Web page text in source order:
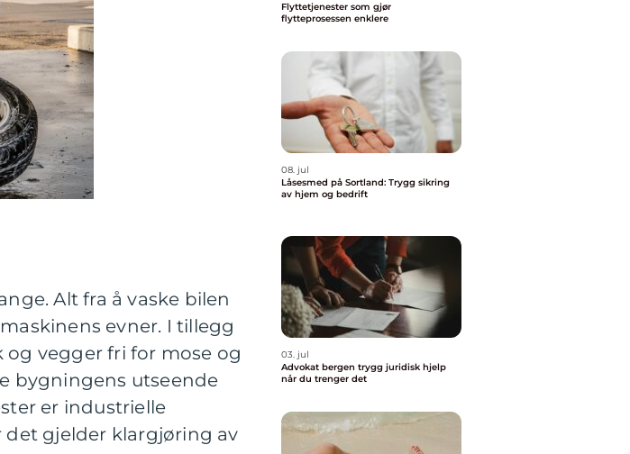
Alt fra å vaske bilen
evner. I tillegg
vegger fri for mose og
bygningens utseende
er industrielle
det gjelder klargjøring av
Flyttetjenester som gjør
flytteprosessen enklere
08. jul
Låsesmed på Sortland: Trygg sikring
av hjem og bedrift
03. jul
Advokat bergen trygg juridisk hjelp
når du trenger det